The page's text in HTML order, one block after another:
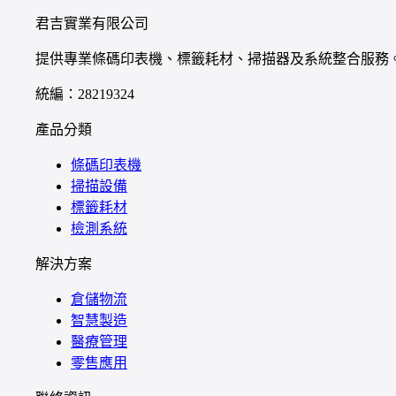
君吉實業有限公司
提供專業條碼印表機、標籤耗材、掃描器及系統整合服務
統編：28219324
產品分類
條碼印表機
掃描設備
標籤耗材
檢測系統
解決方案
倉儲物流
智慧製造
醫療管理
零售應用